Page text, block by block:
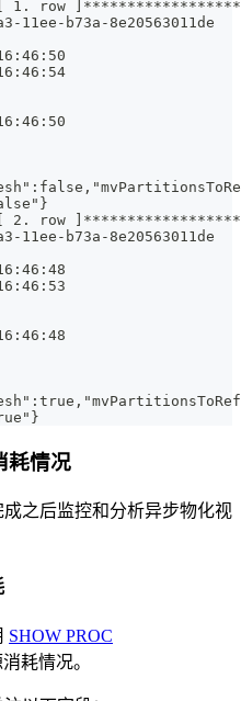
1. row
11ee-b73a-8e20563011de
2. row
11ee-b73a-8e20563011de
耗情况
之后监控和分析异步物化视
SHOW PROC
耗情况。